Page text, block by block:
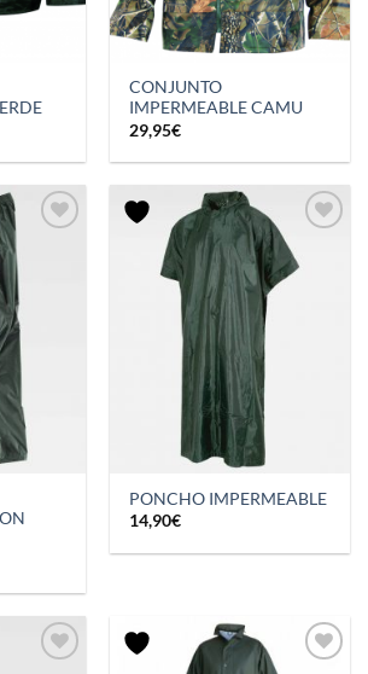
CONJUNTO
IMPERMEABLE CAMU
29,95€
PONCHO IMPERMEABLE
14,90€